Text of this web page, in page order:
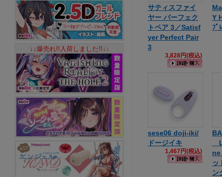
サティスファイ
ヤー パーフェク
トペア 3／Satisf
yer Perfect Pair
3
3,828円(税込)
Y
ﾌﾟ
sese06 doji-iki/
ドージイキ
1,467円(税込)
ッ
ン
↓↓爆売れ!!入荷しました!!↓↓